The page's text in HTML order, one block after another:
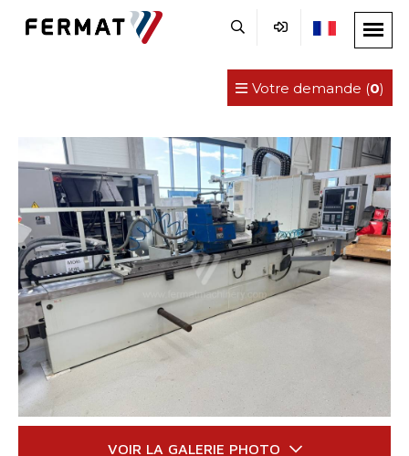
Votre demande (0)